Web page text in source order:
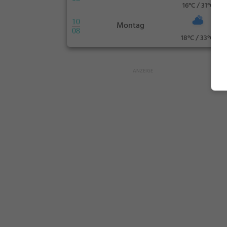
16°C / 31°C
10
08
Montag
18°C / 33°C